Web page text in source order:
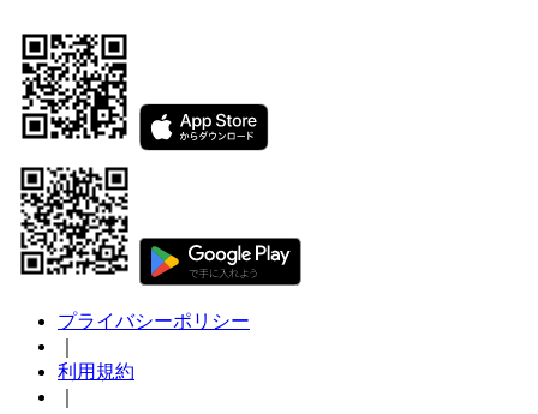
プライバシーポリシー
利用規約